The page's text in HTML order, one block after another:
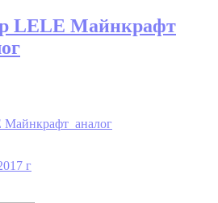
LELE Майнкрафт
Майнкрафт аналог
г